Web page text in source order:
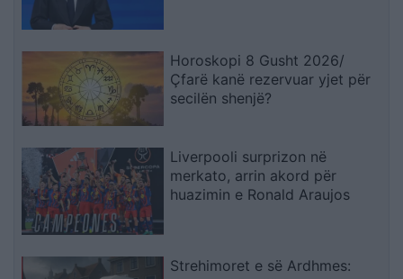
Horoskopi 8 Gusht 2026/
Çfarë kanë rezervuar yjet për
secilën shenjë?
Liverpooli surprizon në
merkato, arrin akord për
huazimin e Ronald Araujos
Strehimoret e së Ardhmes: